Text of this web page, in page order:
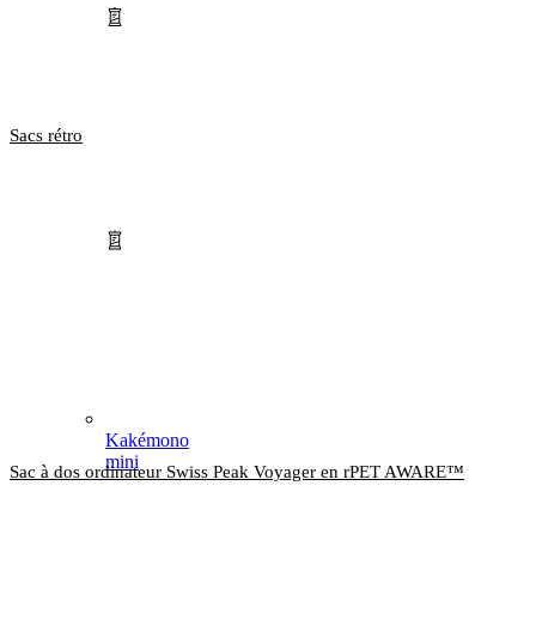
Kakémono
mini
Sacs rétro
Sac à dos ordinateur Swiss Peak Voyager en rPET AWARE™